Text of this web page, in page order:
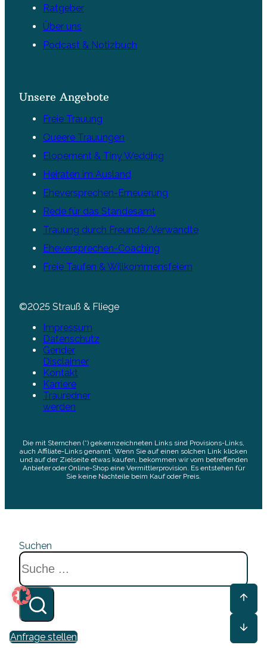
Ratgeber
Über uns
Podcast & Notizbuch
Unsere Angebote
Freie Trauung
Queere Trauungen
Elopement & Tiny Wedding
Heiraten im Ausland
Eheversprechen-Erneuerung
Rede für das Standesamt
Trauung durch Freunde/Verwandte
Eheversprechen-Coaching
Freie Taufen & Willkommensfeiern
©2025 Strauß & Fliege
Impressum
Datenschutz
Gender
Disclaimer
Kontakt
Karriere
Trauredner
werden
Die mit Sternchen (*) gekennzeichneten Links sind Provisions-Links,
auch Affiliate-Links genannt. Wenn Sie auf einen solchen Link klicken
und auf der Zielseite etwas kaufen, bekommen wir vom betreffenden
Anbieter oder Online-Shop eine Vermittlerprovision. Es entstehen für
Sie keine Nachteile beim Kauf oder Preis.
Anfrage stellen
Suchen